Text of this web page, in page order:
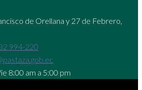
de Orellana y 27 de Febrero,
994-220
8:00 am a 5:00 pm